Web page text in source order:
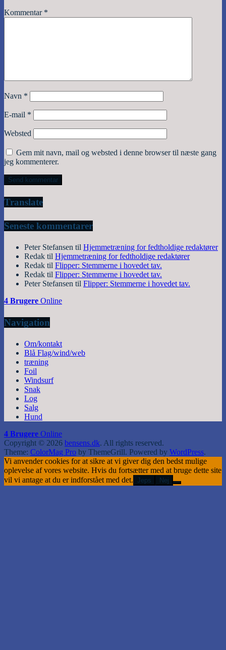
Kommentar *
Navn *
E-mail *
Websted
Gem mit navn, mail og websted i denne browser til næste gang
jeg kommenterer.
Translate
Seneste kommentarer
Peter Stefansen til Hjemmetræning for fedtholdige redaktører
Redak til Hjemmetræning for fedtholdige redaktører
Redak til Flipper: Stemmerne i hovedet tav.
Redak til Flipper: Stemmerne i hovedet tav.
Peter Stefansen til Flipper: Stemmerne i hovedet tav.
4 Brugere Online
Navigation
Om/kontakt
Blå Flag/wind/web
træning
Foil
Windsurf
Snak
Log
Salg
Hund
4 Brugere Online
Copyright © 2026 bensens.dk. All rights reserved.
Theme: ColorMag Pro by ThemeGrill. Powered by WordPress.
Vi anvender cookies for at sikre at vi giver dig den bedst mulige
oplevelse af vores website. Hvis du fortsætter med at bruge dette site
vil vi antage at du er indforstået med det. Jeps Nej